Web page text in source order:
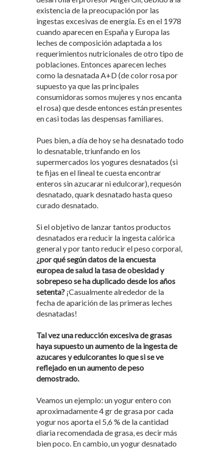
existencia de la preocupación por las
ingestas excesivas de energía. Es en el 1978
cuando aparecen en España y Europa las
leches de composición adaptada a los
requerimientos nutricionales de otro tipo de
poblaciones. Entonces aparecen leches
como la desnatada A+D (de color rosa por
supuesto ya que las principales
consumidoras somos mujeres y nos encanta
el rosa) que desde entonces están presentes
en casi todas las despensas familiares.
Pues bien, a día de hoy se ha desnatado todo
lo desnatable, triunfando en los
supermercados los yogures desnatados (si
te fijas en el lineal te cuesta encontrar
enteros sin azucarar ni edulcorar), requesón
desnatado, quark desnatado hasta queso
curado desnatado.
Si el objetivo de lanzar tantos productos
desnatados era reducir la ingesta calórica
general y por tanto reducir el peso corporal,
¿por qué según datos de la encuesta
europea de salud la tasa de obesidad y
sobrepeso se ha duplicado desde los años
setenta? ¡Casualmente alrededor de la
fecha de aparición de las primeras leches
desnatadas!
Tal vez una reducción excesiva de grasas
haya supuesto un aumento de la ingesta de
azucares y edulcorantes lo que si se ve
reflejado en un aumento de peso
demostrado.
Veamos un ejemplo: un yogur entero con
aproximadamente 4 gr de grasa por cada
yogur nos aporta el 5,6 % de la cantidad
diaria recomendada de grasa, es decir más
bien poco. En cambio, un yogur desnatado